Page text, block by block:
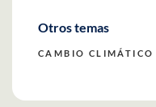
Otros temas
CAMBIO CLIMÁTICO